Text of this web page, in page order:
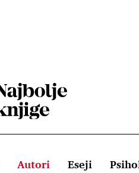
Autori Eseji